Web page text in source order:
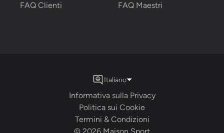
FAQ Clienti
FAQ Maestri
Termini & Condizioni
Politica sui Cookie
Informativa sulla Privacy
Italiano